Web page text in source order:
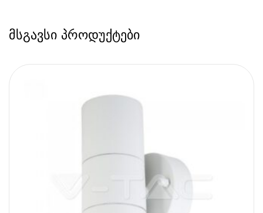
მსგავსი პროდუქტები